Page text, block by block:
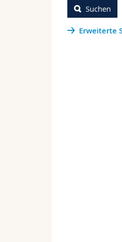
Suchen
Erweiterte